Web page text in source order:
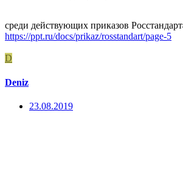
среди действующих приказов
https://ppt.ru/docs/prikaz/rosstandart/page-5
D
Deniz
23.08.2019